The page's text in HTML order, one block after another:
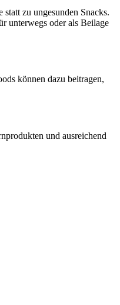
zu ungesunden Snacks.
unterwegs oder als Beilage
können dazu beitragen,
und ausreichend